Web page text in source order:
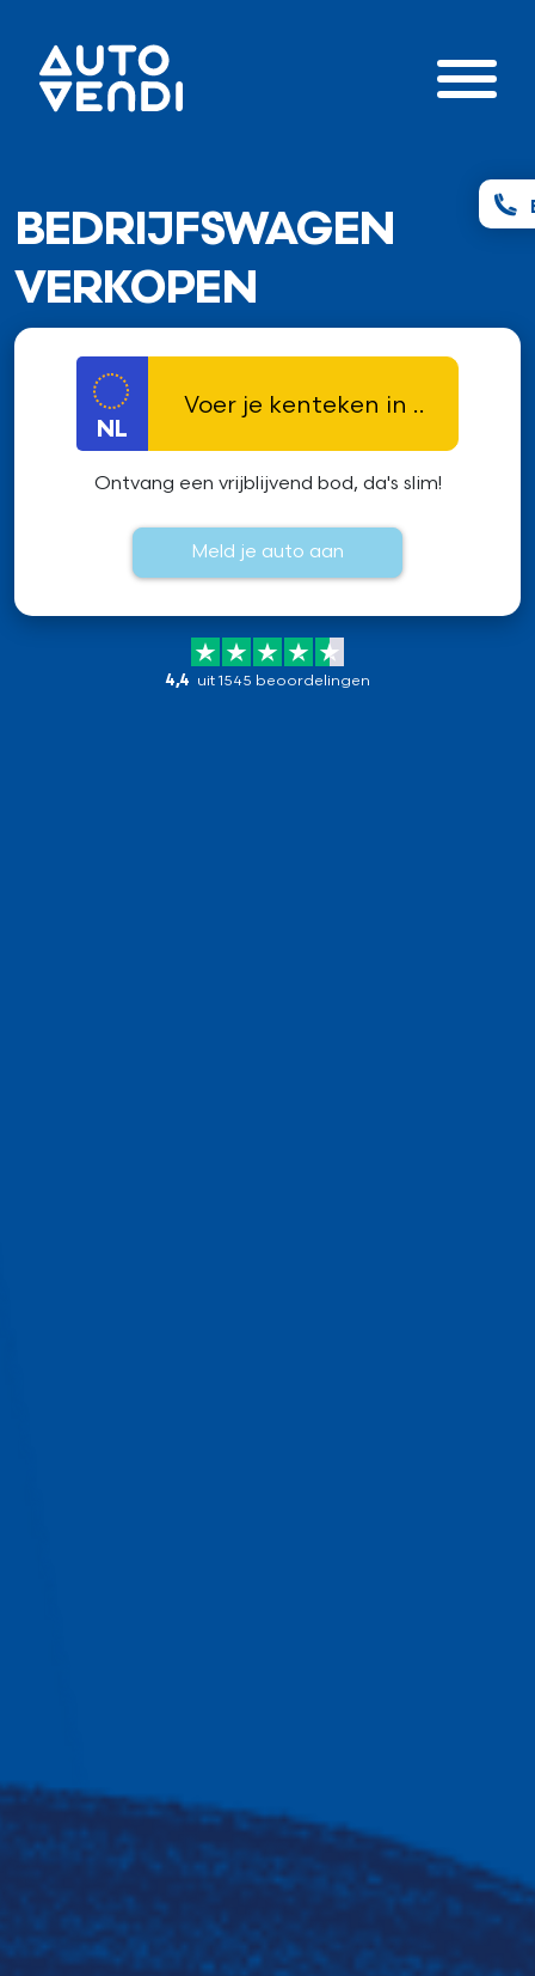
BEDRIJFSWAGEN
VERKOPEN
NL
Ontvang een vrijblijvend bod, da's slim!
Meld je auto aan
4,4 uit 1545 beoordelingen